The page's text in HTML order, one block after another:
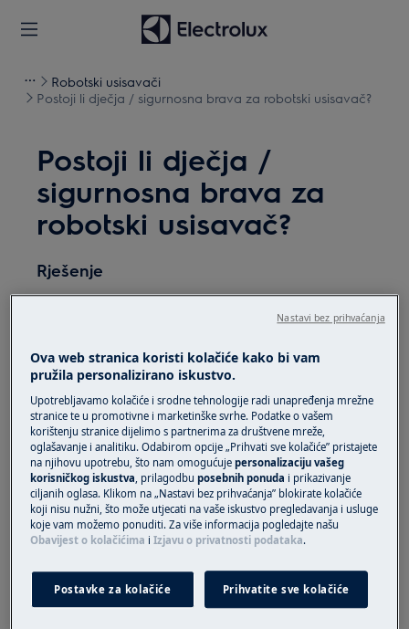
Robotski usisavači
Postoji li dječja / sigurnosna brava za robotski usisavač?
Postoji li dječja /
sigurnosna brava za
robotski usisavač?
Rješenje
robotskiusisavač?
Odnosi se na:
Robotski usisavač serije Pure I9
Robotski usisavač serije RX9
Odgovor:
1. Ne postoji sigurnosna brava, po potrebi
isključite robota.
Da biste isključili robota, pritisnite gumb
Reproduciraj / zaustavi.
Ova web stranica koristi kolačiće kako bi vam
pružila personalizirano iskustvo.
Upotrebljavamo kolačiće i srodne tehnologije radi unapređenja mrežne
stranice te u promotivne i marketinške svrhe. Podatke o vašem
korištenju stranice dijelimo s partnerima za društvene mreže,
oglašavanje i analitiku. Odabirom opcije „Prihvati sve kolačiće” pristajete
na njihovu upotrebu, što nam omogućujepersonalizaciju vašeg
korisničkog iskustva, prilagodbuposebnih ponuda i prikazivanje
ciljanih oglasa. Klikom na „Nastavi bez prihvaćanja” blokirate kolačiće
koji nisu nužni, što može utjecati na vaše iskustvo pregledavanja i usluge
koje vam možemo ponuditi. Za više informacija pogledajte našu
Obavijest o kolačićima iIzjavu o privatnosti podataka.
Postavke za kolačiće Prihvatite sve kolačiće
Nastavi bez prihvaćanja